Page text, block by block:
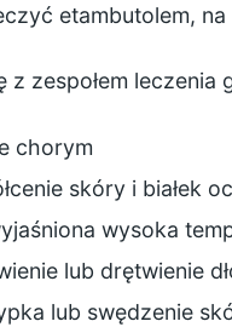
etambutolem,
z zespołem
chorym
skóry i białek
wysoka
lub drętwienie
lub swędzenie